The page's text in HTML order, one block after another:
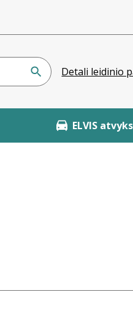
Detali leidinio
ELVIS